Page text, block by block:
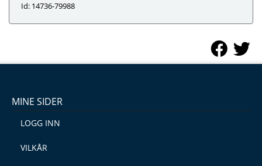
Id: 14736-79988
MINE SIDER
LOGG INN
VILKÅR